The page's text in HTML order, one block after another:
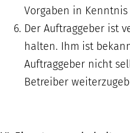
Vorgaben in Kenntnis
Der Auftraggeber ist
halten. Ihm ist
Auftraggeber nicht
Betreiber